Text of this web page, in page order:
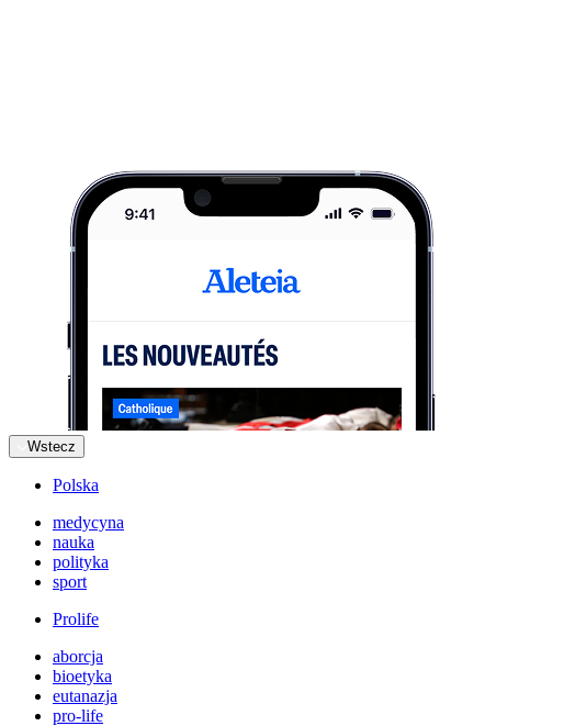
Wstecz
Polska
medycyna
nauka
polityka
sport
Prolife
aborcja
bioetyka
eutanazja
pro-life